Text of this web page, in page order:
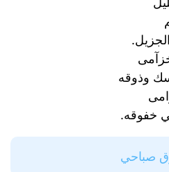
وذوقه
خفوقه​.
صباحي